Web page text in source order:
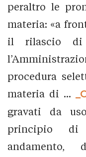
peraltro le
materia: «a
il rilascio di
procedura
materia di ...
gravati da
principio di
andamento,